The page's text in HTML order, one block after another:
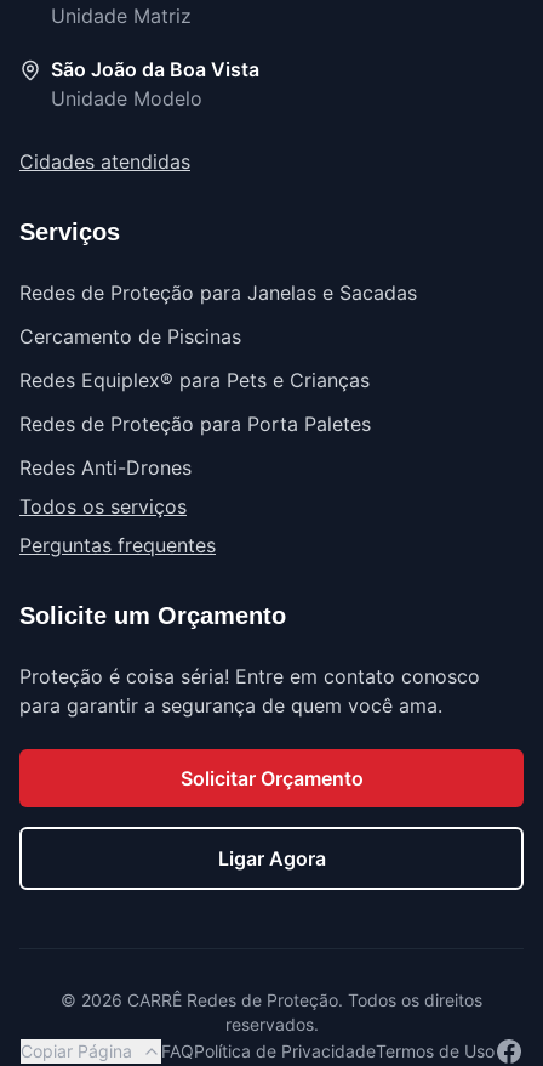
Unidade Matriz
São João da Boa Vista
Unidade Modelo
Cidades atendidas
Serviços
Redes de Proteção para Janelas e Sacadas
Cercamento de Piscinas
Redes Equiplex® para Pets e Crianças
Redes de Proteção para Porta Paletes
Redes Anti-Drones
Todos os serviços
Perguntas frequentes
Solicite um Orçamento
Proteção é coisa séria! Entre em contato conosco
para garantir a segurança de quem você ama.
Solicitar Orçamento
Ligar Agora
© 2026 CARRÊ Redes de Proteção. Todos os direitos
reservados.
Copiar Página
FAQPolítica de PrivacidadeTermos de Uso